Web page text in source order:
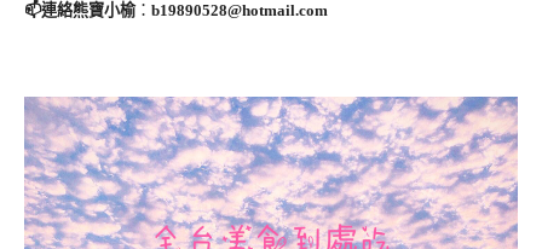
📫連絡熊寶小榆： b19890528@hotmail.com